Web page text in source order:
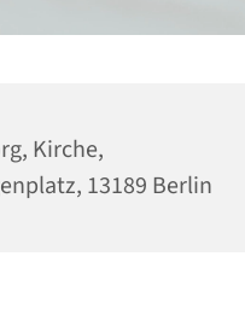
Kirche,
13189 Berlin